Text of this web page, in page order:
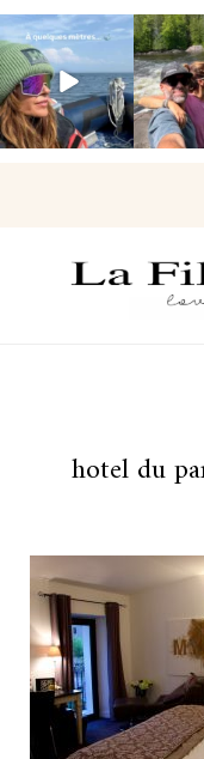
Voir une baleine
en photo, c’est
impressionnant
🐋...
Les
le
...
hotel du